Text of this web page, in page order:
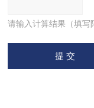
请输入计算结果（填写